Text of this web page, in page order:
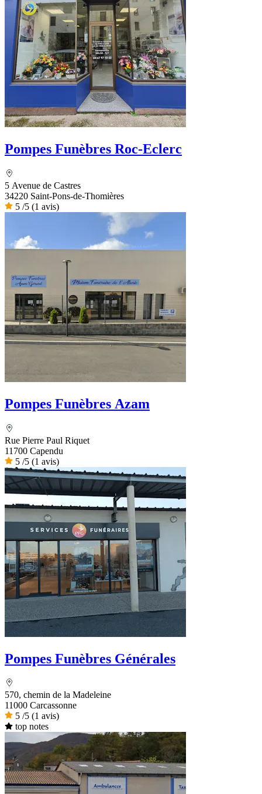
Pompes Funèbres Roc-Eclerc
5 Avenue de Castres
34220 Saint-Pons-de-Thomières
5 /5 (1 avis)
Pompes Funèbres Azam
Rue Pierre Paul Riquet
11700 Capendu
5 /5 (1 avis)
Pompes Funèbres Générales
570, chemin de la Madeleine
11000 Carcassonne
5 /5 (1 avis)
top notes